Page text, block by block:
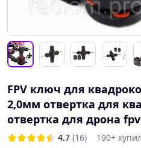
FPV ключ для
2,0мм отвертка для
отвертка для дрона
4.7 (16)
190+